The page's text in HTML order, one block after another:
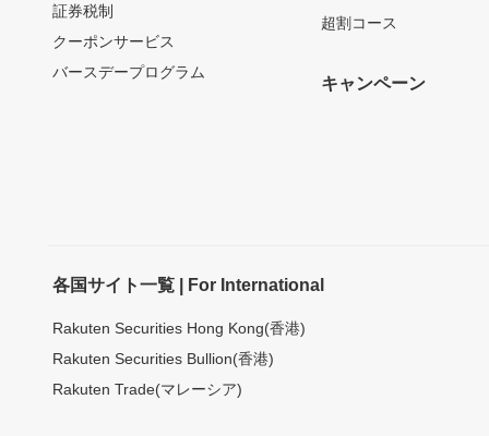
証券税制
クーポンサービス
バースデープログラム
超割コース
キャンペーン
各国サイト一覧 | For International
Rakuten Securities Hong Kong(香港)
Rakuten Securities Bullion(香港)
Rakuten Trade(マレーシア)